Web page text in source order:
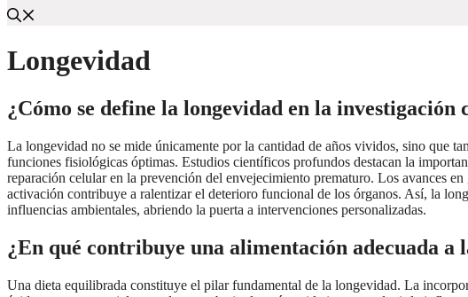
Longevidad
¿Cómo se define la longevidad en la investigación
La longevidad no se mide únicamente por la cantidad de años vividos, sino que
funciones fisiológicas óptimas. Estudios científicos profundos destacan la
reparación celular en la prevención del envejecimiento prematuro. Los avances
activación contribuye a ralentizar el deterioro funcional de los órganos. Así, la
influencias ambientales, abriendo la puerta a intervenciones personalizadas.
¿En qué contribuye una alimentación adecuada a
Una dieta equilibrada constituye el pilar fundamental de la longevidad. La